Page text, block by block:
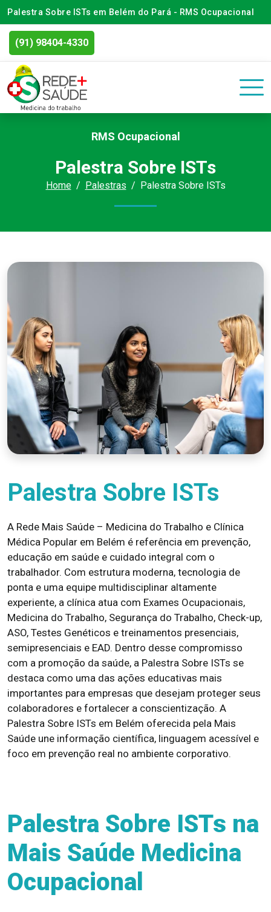
Palestra Sobre ISTs em Belém do Pará - RMS Ocupacional
(91) 98404-4330
RMS Ocupacional
Palestra Sobre ISTs
Home Palestras Palestra Sobre ISTs
Palestra Sobre ISTs
A Rede Mais Saúde – Medicina do Trabalho e Clínica
Médica Popular em Belém é referência em prevenção,
educação em saúde e cuidado integral com o
trabalhador. Com estrutura moderna, tecnologia de
ponta e uma equipe multidisciplinar altamente
experiente, a clínica atua com Exames Ocupacionais,
Medicina do Trabalho, Segurança do Trabalho, Check-up,
ASO, Testes Genéticos e treinamentos presenciais,
semipresenciais e EAD. Dentro desse compromisso
com a promoção da saúde, a Palestra Sobre ISTs se
destaca como uma das ações educativas mais
importantes para empresas que desejam proteger seus
colaboradores e fortalecer a conscientização. A
Palestra Sobre ISTs em Belém oferecida pela Mais
Saúde une informação científica, linguagem acessível e
foco em prevenção real no ambiente corporativo.
Palestra Sobre ISTs na
Mais Saúde Medicina
Ocupacional